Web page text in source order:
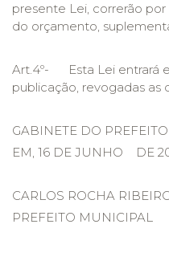
presente Lei, correrão
do orçamento,
Art.4º- Esta Lei entrará
publicação, revogadas as
GABINETE DO
EM, 16 DE JUNHO DE
CARLOS ROCHA
PREFEITO MUNICIPAL